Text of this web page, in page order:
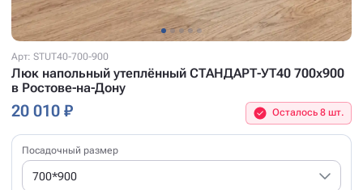
Арт: STUT40-700-900
Люк напольный утеплённый СТАНДАРТ-УТ40 700x900
в Ростове-на-Дону
20 010 ₽ Осталось 8 шт.
Посадочный размер
700*900